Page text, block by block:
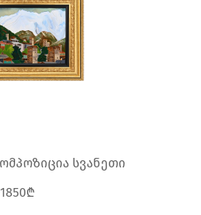
სვანეთი
1850₾